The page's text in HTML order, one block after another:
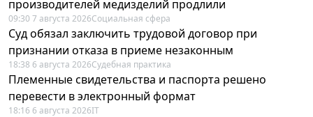
производителей медизделий продлили
09:30 7 августа 2026Социальная сфера
Суд обязал заключить трудовой договор при
признании отказа в приеме незаконным
18:38 6 августа 2026Судебная практика
Племенные свидетельства и паспорта решено
перевести в электронный формат
18:16 6 августа 2026IT